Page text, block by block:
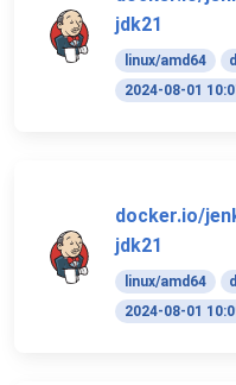
jdk21
linux/amd64
2024-08-01
docker.io/
jdk21
linux/amd64
2024-08-01